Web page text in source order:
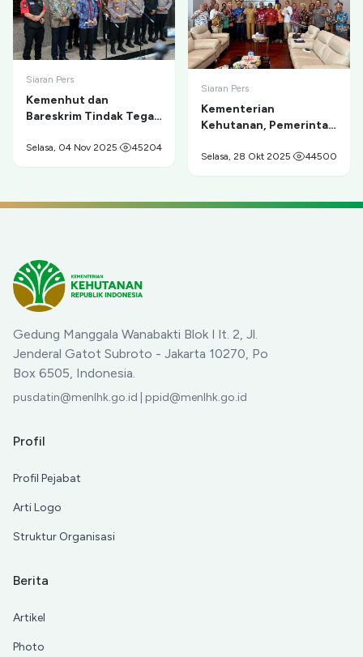
Siaran Pers
Kemenhut dan
Bareskrim Tindak Tegas
Taman Nasional Gunung
Selasa, 04 Nov 2025 45204
Siaran Pers
Kementerian
Kehutanan, Pemerintah
Masyarakat Adat
Pelestarian
Selasa, 28 Okt 2025 44500
Gedung Manggala Wanabakti Blok I lt. 2, Jl.
Jenderal Gatot Subroto - Jakarta 10270, Po
Box 6505, Indonesia.
pusdatin@menlhk.go.id | ppid@menlhk.go.id
Profil
Profil Pejabat
Arti Logo
Struktur Organisasi
Berita
Artikel
Photo